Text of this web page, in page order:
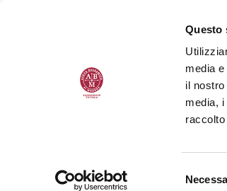
Questo
media
il
media,